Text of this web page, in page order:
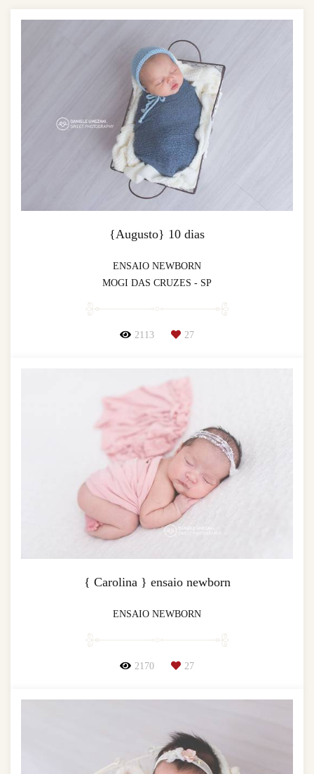
{Augusto} 10 dias
ENSAIO NEWBORN
MOGI DAS CRUZES - SP
2113 27
{ Carolina } ensaio newborn
ENSAIO NEWBORN
2170 27